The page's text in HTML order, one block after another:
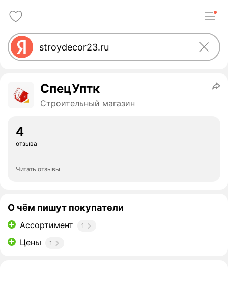
СпецУптк
Строительный магазин
4
отзыва
Читать отзывы
О чём пишут покупатели
Ассортимент 1
Цены 1